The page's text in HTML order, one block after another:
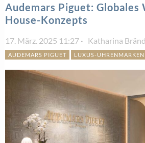
Audemars Piguet: Globales
House-Konzepts
17. März. 2025 11:27 Katharina
AUDEMARS PIGUET LUXUS-UHRENMARKEN